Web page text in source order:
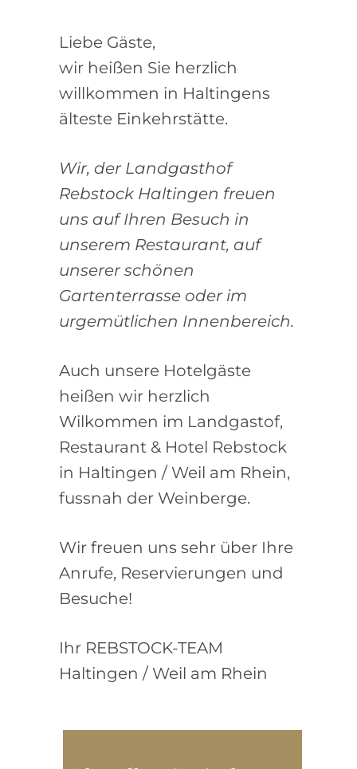
Liebe Gäste,
wir heißen Sie herzlich
willkommen in Haltingens
älteste Einkehrstätte.
Wir, der Landgasthof
Rebstock Haltingen freuen
uns auf Ihren Besuch in
unserem Restaurant, auf
unserer schönen
Gartenterrasse oder im
urgemütlichen Innenbereich.
Auch unsere Hotelgäste
heißen wir herzlich
Wilkommen im Landgastof,
Restaurant & Hotel Rebstock
in Haltingen / Weil am Rhein,
fussnah der Weinberge.
Wir freuen uns sehr über Ihre
Anrufe, Reservierungen und
Besuche!
Ihr REBSTOCK-TEAM
Haltingen / Weil am Rhein